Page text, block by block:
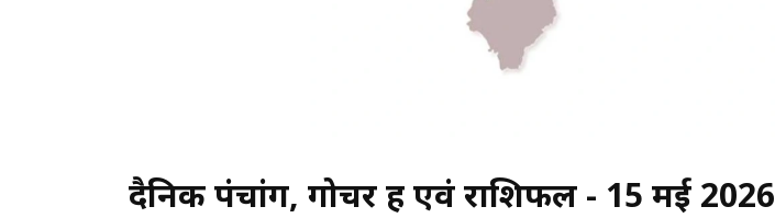
दैनिक पंचांग, गोचर ग्रह एवं राशिफल - 15 मई 2026